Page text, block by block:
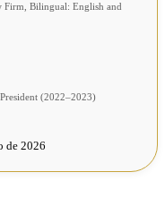
Firm, Bilingual: English and
(2022–2023)
de 2026